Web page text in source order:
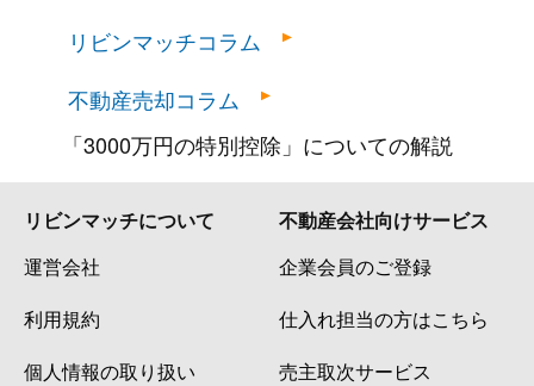
リビンマッチコラム
不動産売却コラム
「3000万円の特別控除」についての解説
リビンマッチについて
運営会社
利用規約
個人情報の取り扱い
不動産会社向けサービス
企業会員のご登録
仕入れ担当の方はこちら
売主取次サービス